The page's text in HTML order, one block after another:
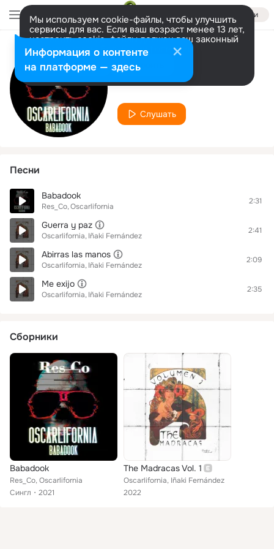
Войти
Мы используем cookie-файлы, чтобы улучшить
сервисы для вас. Если ваш возраст менее 13 лет,
настроить cookie-файлы должен ваш законный
представитель. Больше информации
Разрешить все Настроить
Исполнитель
Oscarlifornia
Слушать
Песни
Babadook
Res_Co Oscarlifornia
2:31
Guerra y paz
Oscarlifornia Iñaki Fernández
2:41
Abirras las manos
Oscarlifornia Iñaki Fernández
2:09
Me exijo
Oscarlifornia Iñaki Fernández
2:35
Сборники
Babadook
Res_Co, Oscarlifornia
Сингл
2021
The Madracas Vol. 1
Oscarlifornia, Iñaki Fernández
2022
Информация о контенте
на платформе — здесь